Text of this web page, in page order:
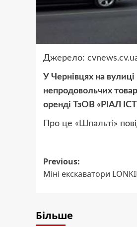
Джерело:
У Чернівцях на
непродовольчих
оренді ТзОВ «РІАЛ
Про це «Шпальті»
Post
navigation
Previous:
Міні екскаватори
Більше